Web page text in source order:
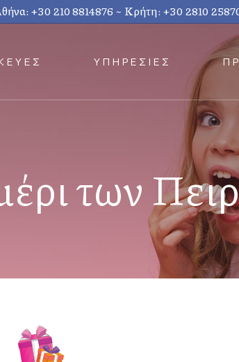
+30 210 8814876 ~ Κρήτη:+30 2810
ΥΠΗΡΕΣΙΕΣ
των